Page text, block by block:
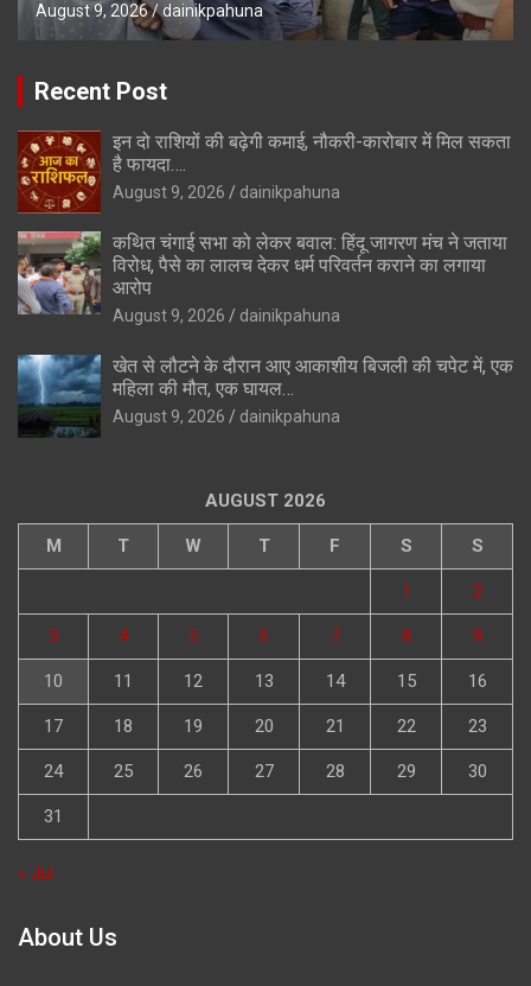
August 9, 2026 dainikpahuna
Recent Post
इन दो राशियों की बढ़ेगी कमाई, नौकरी-कारोबार में मिल सकता
है फायदा….
August 9, 2026 dainikpahuna
कथित चंगाई सभा को लेकर बवाल: हिंदू जागरण मंच ने जताया
विरोध, पैसे का लालच देकर धर्म परिवर्तन कराने का लगाया
आरोप
August 9, 2026 dainikpahuna
खेत से लौटने के दौरान आए आकाशीय बिजली की चपेट में, एक
महिला की मौत, एक घायल…
August 9, 2026 dainikpahuna
AUGUST 2026
M T W T F S S
1 2
3 4 5 6 7 8 9
10 11 12 13 14 15 16
17 18 19 20 21 22 23
24 25 26 27 28 29 30
31
« Jul
About Us